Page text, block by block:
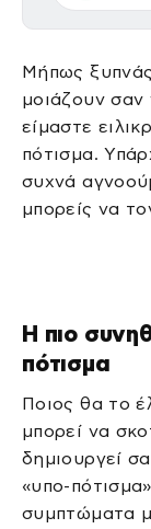
Μήπως
μοιάζουν σαν
είμαστε
πότισμα.
συχνά
μπορείς να
Η πιο
πότισμα
Ποιος θα το
μπορεί να
δημιουργεί
«υπο-
συμπτώματα